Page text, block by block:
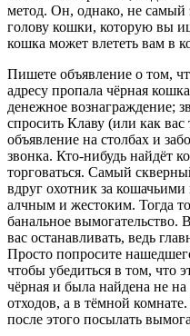
метод. Он, однако, не
голову кошки, которую вы
кошка может влететь вам в
Пишете объявление о том,
адресу пропала чёрная
денежное вознаграждение;
спросить Клаву (или как вас
объявление на столбах и
звонка. Кто-нибудь найдёт
торговаться. Самый
вдруг охотник за
алчным и жестоким. Тогда
банальное
вас останавливать, ведь
Просто попросите
чтобы убедиться в том, что
чёрная и была найдена не
отходов, а в тёмной
после этого посылать